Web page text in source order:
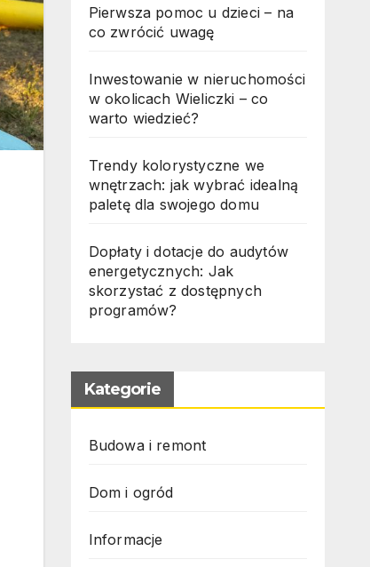
Pierwsza pomoc u dzieci – na
co zwrócić uwagę
Inwestowanie w nieruchomości
w okolicach Wieliczki – co
warto wiedzieć?
Trendy kolorystyczne we
wnętrzach: jak wybrać idealną
paletę dla swojego domu
Dopłaty i dotacje do audytów
energetycznych: Jak
skorzystać z dostępnych
programów?
Kategorie
Budowa i remont
Dom i ogród
Informacje